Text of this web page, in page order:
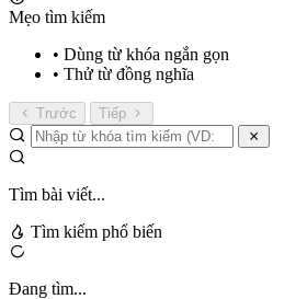
Mẹo tìm kiếm
• Dùng từ khóa ngắn gọn
• Thử từ đồng nghĩa
Trước Tiếp
Tìm bài viết...
Tìm kiếm phổ biến
Đang tìm...